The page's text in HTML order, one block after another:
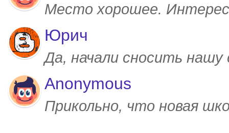
Место хорошее.
Юрич
Да, начали сносить
Anonymous
Прикольно, что новая